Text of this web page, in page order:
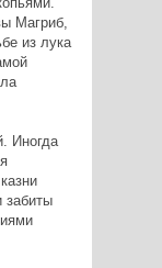
Магриб,
из лука
Иногда
забиты